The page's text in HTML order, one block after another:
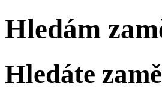
Hledám
Hledáte